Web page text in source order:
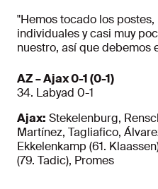
"Hemos tocado los
individuales y casi muy
nuestro, así que debemos
AZ – Ajax 0-1 (0-1)
34. Labyad 0-1
Ajax: Stekelenburg,
Martínez, Tagliafico,
Ekkelenkamp (61.
(79. Tadic), Promes